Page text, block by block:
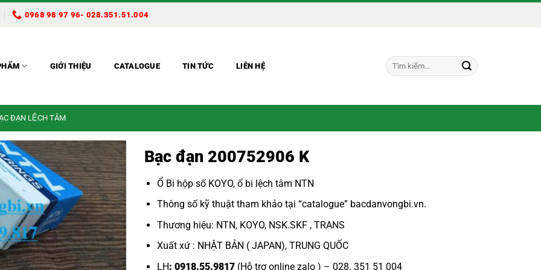
0968 98 97 96- 028.351.51.004
GIỚI THIỆU CATALOGUE TIN TỨC LIÊN HỆ
Tìm
kiếm:
ĐẠN LỆCH TÂM
Bạc đạn 200752906 K
Ổ Bi hộp số KOYO, ổ bi lệch tâm NTN
Thông số kỹ thuật tham khảo tại “catalogue” bacdanvongbi.vn.
Thương hiệu: NTN, KOYO, NSK.SKF , TRANS
Xuất xứ : NHẬT BẢN ( JAPAN), TRUNG QUỐC
LH: 0918.55.9817(Hỗ trợ online zalo ) – 028. 351 51 004